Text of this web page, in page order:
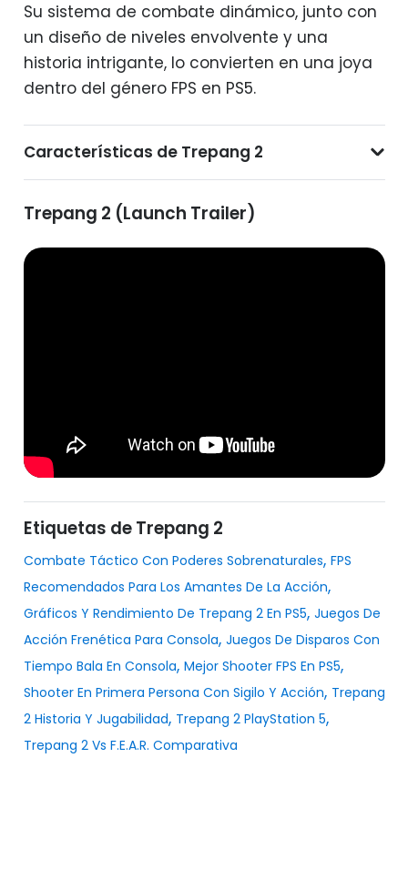
Su sistema de combate dinámico, junto con
un diseño de niveles envolvente y una
historia intrigante, lo convierten en una joya
dentro del género FPS en PS5.
Características de Trepang 2
Trepang 2 (Launch Trailer)
Etiquetas de Trepang 2
Combate Táctico Con Poderes Sobrenaturales, FPS
Recomendados Para Los Amantes De La Acción,
Gráficos Y Rendimiento De Trepang 2 En PS5, Juegos De
Acción Frenética Para Consola, Juegos De Disparos Con
Tiempo Bala En Consola, Mejor Shooter FPS En PS5,
Shooter En Primera Persona Con Sigilo Y Acción, Trepang
2 Historia Y Jugabilidad, Trepang 2 PlayStation 5,
Trepang 2 Vs F.E.A.R. Comparativa